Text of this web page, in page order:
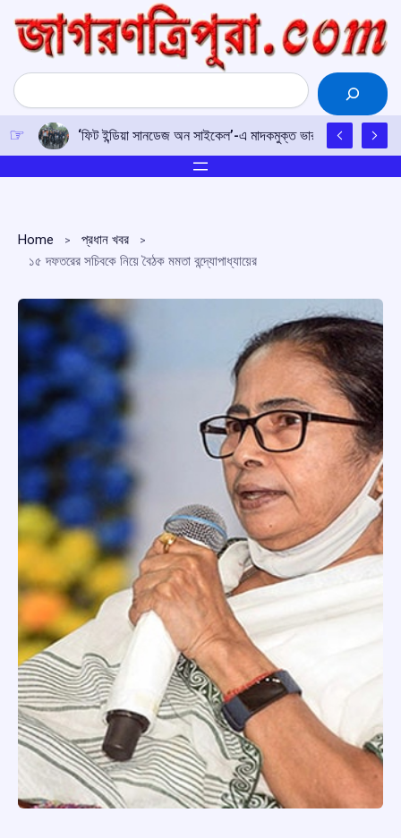
content
Search
‘ফিট ইন্ডিয়া সানডেজ অন সাইকেল’-এ মাদকমুক্ত ভারতের শপথ, নেতৃত্বে
Home
প্রধান খবর
১৫ দফতরের সচিবকে নিয়ে বৈঠক মমতা বন্দ্যোপাধ্যায়ের